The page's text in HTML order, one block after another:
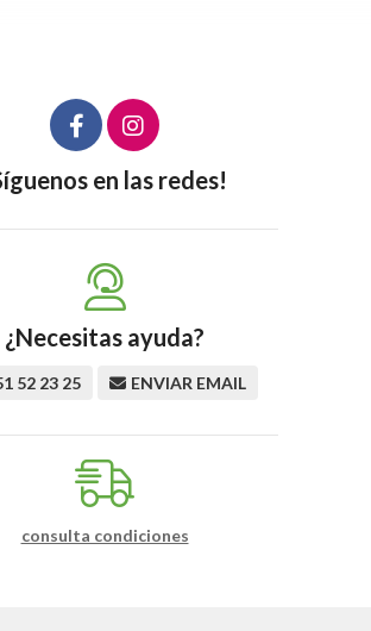
en las redes!
¿Necesitas ayuda?
52 23 25 ENVIAR EMAIL
consulta condiciones